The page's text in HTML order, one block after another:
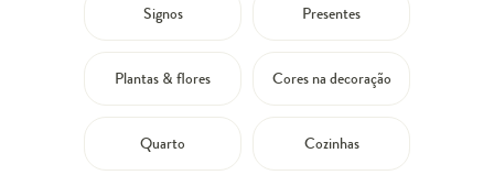
Signos Presentes
Plantas & flores Cores na decoração
Quarto Cozinhas